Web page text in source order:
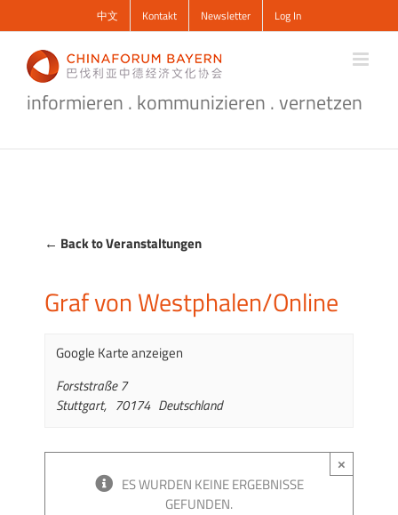
Inhalt
springen
中文 Kontakt Newsletter Log In
informieren . kommunizieren . vernetzen
← Back to Veranstaltungen
Graf von Westphalen/Online
Google Karte anzeigen
Forststraße 7
Stuttgart, 70174 Deutschland
×
ES WURDEN KEINE ERGEBNISSE
GEFUNDEN.